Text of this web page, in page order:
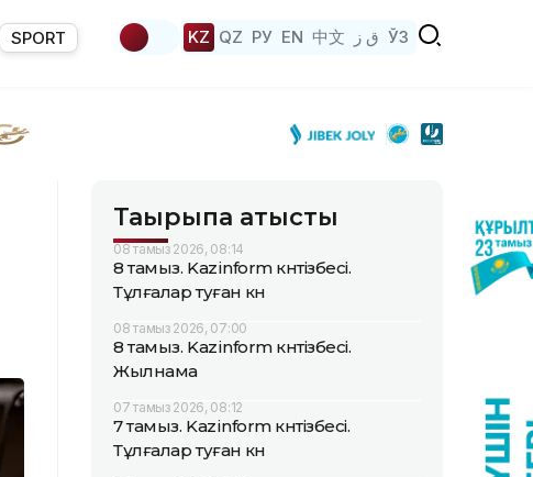
SPORT KZ QZ РУ EN 中文 ق ز ЎЗ
Тақырыпқа қатысты
08 тамыз 2026, 08:14
8 тамыз. Kazinform күнтізбесі.
Тұлғалар туған күн
08 тамыз 2026, 07:00
8 тамыз. Kazinform күнтізбесі.
Жылнама
07 тамыз 2026, 08:12
7 тамыз. Kazinform күнтізбесі.
Тұлғалар туған күн